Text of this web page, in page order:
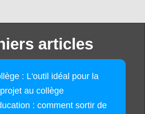
articles
: L'outil idéal pour la
au collège
: comment sortir de